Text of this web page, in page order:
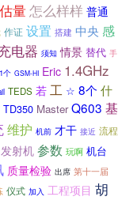
估量怎么样样 普通
作证 设置 搭建 中央 感
电器 须知 情景 替代 手
个 GSM-HI Eric 1.4GHz
TEDS 若 工 ☆ 8个 什
TD350 Master Q603 基
维护 机前 才干 接近 流程
发射机 参数 玩啊 机台
质量检验 出席 第十一届
仪式 加入 工程项目 胡